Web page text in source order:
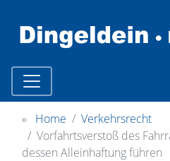
» Home
Verkehrsrecht
Vorfahrtsverstoß des
dessen Alleinhaftung führen